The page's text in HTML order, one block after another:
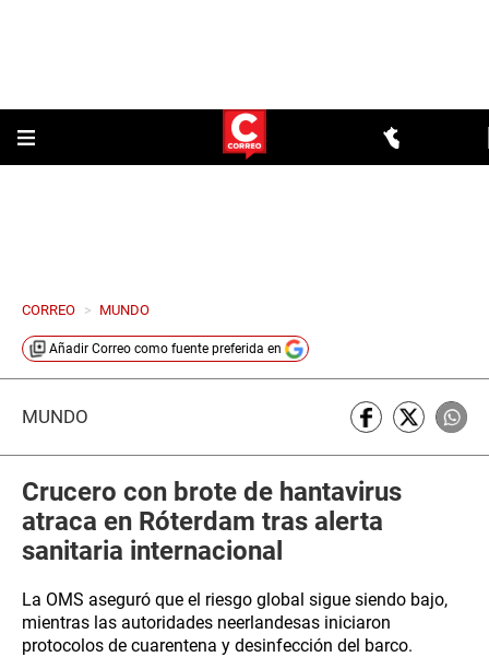
CORREO > MUNDO
Añadir Correo como fuente preferida en
MUNDO
Crucero con brote de hantavirus
atraca en Róterdam tras alerta
sanitaria internacional
La OMS aseguró que el riesgo global sigue siendo bajo,
mientras las autoridades neerlandesas iniciaron
protocolos de cuarentena y desinfección del barco.